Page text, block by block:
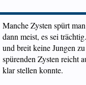
Manche Zysten spürt
dann meist, es sei
und breit keine Jungen
spürenden Zysten reicht
klar stellen konnte.